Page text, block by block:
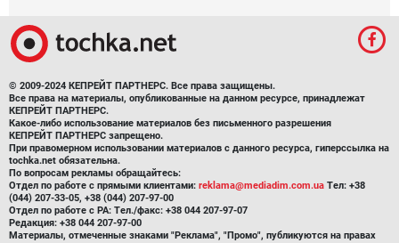
© 2009-2024 КЕПРЕЙТ ПАРТНЕРС. Все права защищены.
Все права на материалы, опубликованные на данном ресурсе, принадлежат
КЕПРЕЙТ ПАРТНЕРС.
Какое-либо использование материалов без письменного разрешения
КЕПРЕЙТ ПАРТНЕРС запрещено.
При правомерном использовании материалов с данного ресурса, гиперссылка на
tochka.net обязательна.
По вопросам рекламы обращайтесь:
Отдел по работе с прямыми клиентами: reklama@mediadim.com.ua Тел: +38
(044) 207-33-05, +38 (044) 207-97-00
Отдел по работе с РА: Тел./факс: +38 044 207-97-07
Редакция: +38 044 207-97-00
Материалы, отмеченные знаками "Реклама", "Промо", публикуются на правах